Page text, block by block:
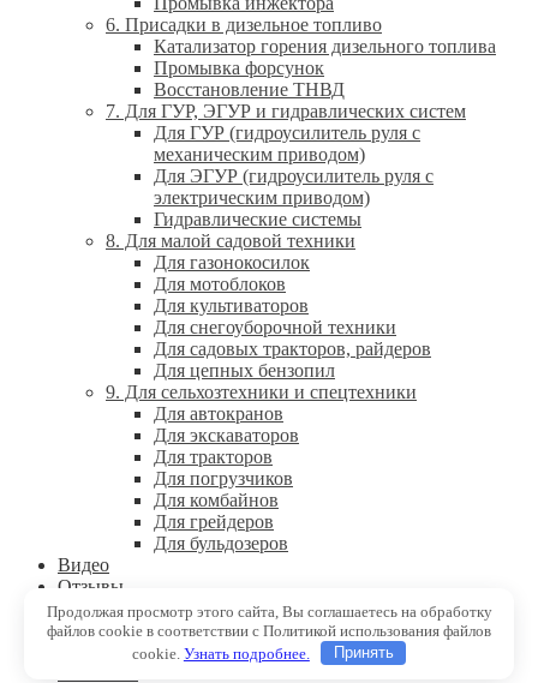
6. Присадки в дизельное топливо
Катализатор горения дизельного топлива
Промывка форсунок
Восстановление ТНВД
7. Для ГУР, ЭГУР и гидравлических систем
Для ГУР (гидроусилитель руля с
механическим приводом)
Для ЭГУР (гидроусилитель руля с
электрическим приводом)
Гидравлические системы
8. Для малой садовой техники
Для газонокосилок
Для мотоблоков
Для культиваторов
Для снегоуборочной техники
Для садовых тракторов, райдеров
Для цепных бензопил
9. Для сельхозтехники и спецтехники
Для автокранов
Для экскаваторов
Для тракторов
Для погрузчиков
Для комбайнов
Для грейдеров
Для бульдозеров
Видео
Отзывы
Где купить
F.A.Q.
Продолжая просмотр этого сайта, Вы соглашаетесь на обработку
файлов cookie в соответствии с Политикой использования файлов
cookie. Узнать подробнее. Принять